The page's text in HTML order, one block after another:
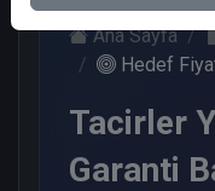
Ana Sayfa
Hedef
Tacirler
Garanti